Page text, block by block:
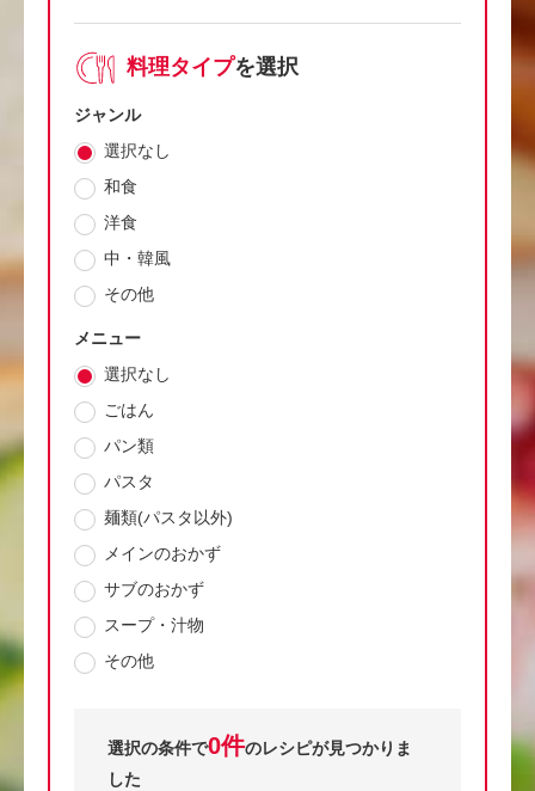
料理タイプを選択
ジャンル
選択なし
和食
洋食
中・韓風
その他
メニュー
選択なし
ごはん
パン類
パスタ
麺類(パスタ以外)
メインのおかず
サブのおかず
スープ・汁物
その他
選択の条件で0件のレシピが見つかりま
した